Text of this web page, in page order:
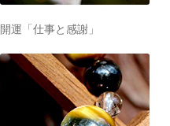
開運「仕事と感謝」